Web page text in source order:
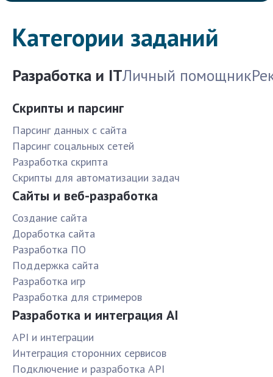
Категории заданий
Разработка и ITЛичный помощник
Скрипты и парсинг
Парсинг данных с сайта
Парсинг соцальных сетей
Разработка скрипта
Скрипты для автоматизации задач
Сайты и веб-разработка
Создание сайта
Доработка сайта
Разработка ПО
Поддержка сайта
Разработка игр
Разработка для стримеров
Разработка и интеграция AI
API и интеграции
Интеграция сторонних сервисов
Подключение и разработка API